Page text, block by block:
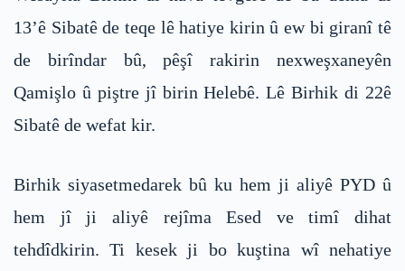
13’ê Sibatê de teqe lê hatiye kirin û ew bi giranî tê
de birîndar bû, pêşî rakirin nexweşxaneyên
Qamişlo û piştre jî birin Helebê. Lê Birhik di 22ê
Sibatê de wefat kir.
Birhik siyasetmedarek bû ku hem ji aliyê PYD û
hem jî ji aliyê rejîma Esed ve timî dihat
tehdîdkirin. Ti kesek ji bo kuştina wî nehatiye